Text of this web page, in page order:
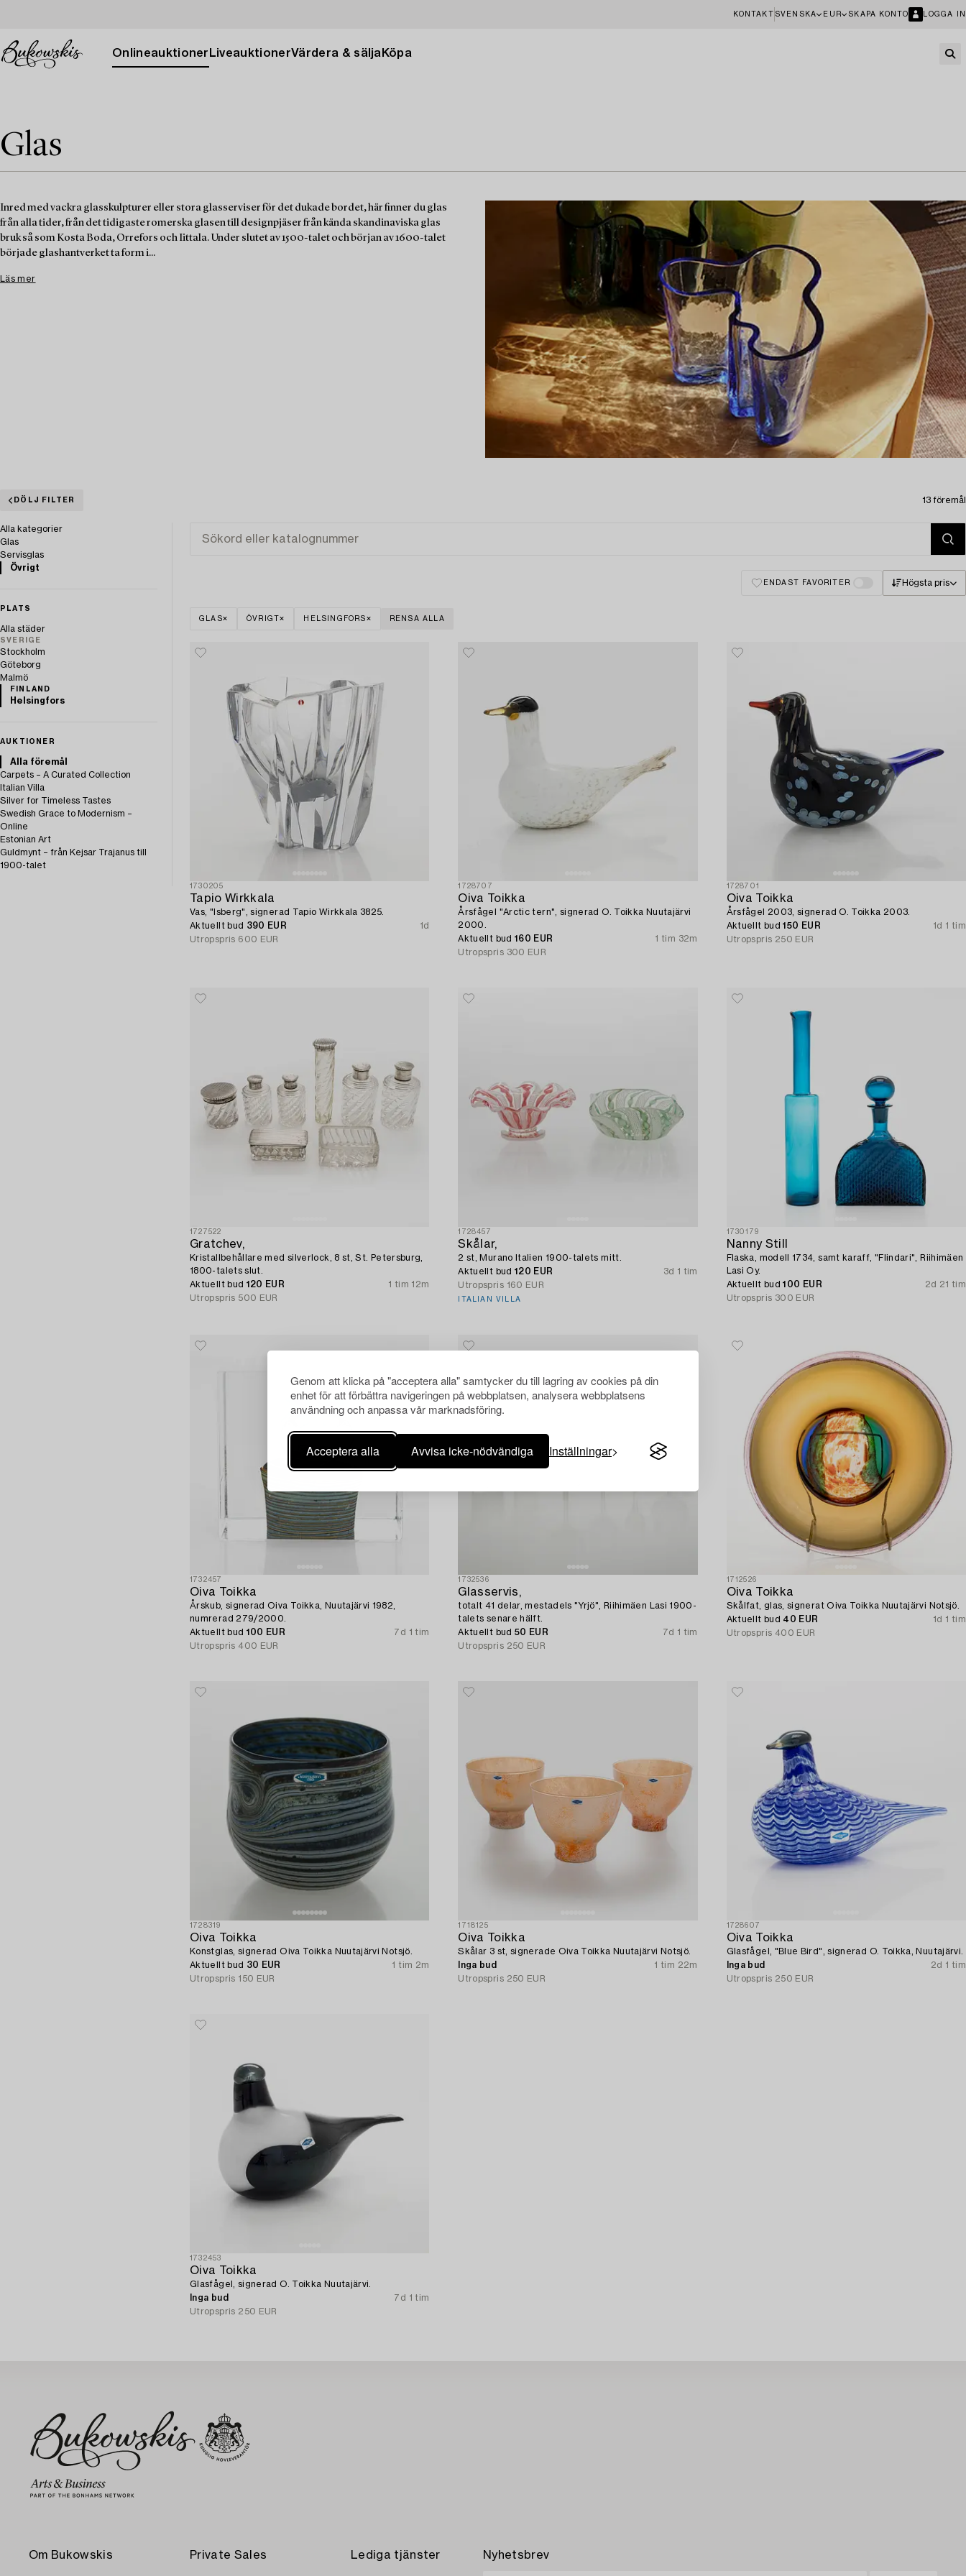
Genom att klicka på "acceptera alla" samtycker du till lagring av cookies på din
enhet för att förbättra navigeringen på webbplatsen, analysera webbplatsens
användning och anpassa vår marknadsföring.
Acceptera alla Avvisa icke-nödvändiga Inställningar
KONTAKT SVENSKA EUR SKAPA KONTO LOGGA IN
Onlineauktioner LiveauktionerVärdera & sälja Köpa
Glas
Inred med vackra glasskulpturer eller stora glasserviser för det dukade bordet, här finner du glas
från alla tider, från det tidigaste romerska glasen till designpjäser från kända skandinaviska glas
bruk så som Kosta Boda, Orrefors och Iittala. Under slutet av 1500-talet och början av 1600-talet
började glashantverket ta form i...
Läs mer
DÖLJ FILTER 13 föremål
Alla kategorier
Glas
Servisglas
Övrigt
PLATS
Alla städer
SVERIGE
Stockholm
Göteborg
Malmö
FINLAND
Helsingfors
AUKTIONER
Alla föremål
Carpets – A Curated Collection
Italian Villa
Silver for Timeless Tastes
Swedish Grace to Modernism –
Online
Estonian Art
Guldmynt – från Kejsar Trajanus till
1900-talet
ENDAST FAVORITER Högsta pris
GLAS ÖVRIGT HELSINGFORS RENSA ALLA
1730205
Tapio Wirkkala
Vas, "Isberg", signerad Tapio Wirkkala 3825.
Aktuellt bud 390 EUR
1d
Utropspris 600 EUR
1728707
Oiva Toikka
Årsfågel "Arctic tern", signerad O. Toikka Nuutajärvi
2000.
Aktuellt bud160 EUR
1 tim 32m
Utropspris 300 EUR
1728701
Oiva Toikka
Årsfågel 2003, signerad O. Toikka 2003.
Aktuellt bud150 EUR
1d 1 tim
Utropspris 250 EUR
1727522
Gratchev,
Kristallbehållare med silverlock, 8 st, St. Petersburg,
1800-talets slut.
Aktuellt bud 120 EUR
1 tim 12m
Utropspris 500 EUR
1728457
Skålar,
2 st, Murano Italien 1900-talets mitt.
Aktuellt bud120 EUR
3d 1 tim
Utropspris 160 EUR
ITALIAN VILLA
1730179
Nanny Still
Flaska, modell 1734, samt karaff, "Flindari", Riihimäen
Lasi Oy.
Aktuellt bud100 EUR
2d 21 tim
Utropspris 300 EUR
1732457
Oiva Toikka
Årskub, signerad Oiva Toikka, Nuutajärvi 1982,
numrerad 279/2000.
Aktuellt bud 100 EUR
7d 1 tim
Utropspris 400 EUR
1732536
Glasservis,
totalt 41 delar, mestadels "Yrjö", Riihimäen Lasi 1900-
talets senare hälft.
Aktuellt bud50 EUR
7d 1 tim
Utropspris 250 EUR
1712526
Oiva Toikka
Skålfat, glas, signerat Oiva Toikka Nuutajärvi Notsjö.
Aktuellt bud 40 EUR
1d 1 tim
Utropspris 400 EUR
1728319
Oiva Toikka
Konstglas, signerad Oiva Toikka Nuutajärvi Notsjö.
Aktuellt bud 30 EUR
1 tim 2m
Utropspris 150 EUR
1718125
Oiva Toikka
Skålar 3 st, signerade Oiva Toikka Nuutajärvi Notsjö.
Inga bud
1 tim 22m
Utropspris 250 EUR
1728607
Oiva Toikka
Glasfågel, "Blue Bird", signerad O. Toikka, Nuutajärvi.
Inga bud
2d 1 tim
Utropspris 250 EUR
1732453
Oiva Toikka
Glasfågel, signerad O. Toikka Nuutajärvi.
Inga bud
7d 1 tim
Utropspris 250 EUR
Om Bukowskis Private Sales Lediga tjänster Nyhetsbrev